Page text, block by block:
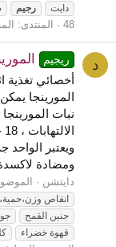
دايت
رجيم
48
المنتدى:
د ريجيم
أخصائي تغذية
ويعتبر الواحد
ومضادة
دايتشن
انقاص وزن،حمية،
جنين القمح
قهوة خضراء